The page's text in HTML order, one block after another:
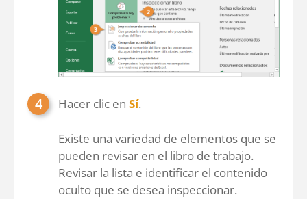
Hacer clic en Sí.
Existe una variedad de elementos que se
pueden revisar en el libro de trabajo.
Revisar la lista e identificar el contenido
oculto que se desea inspeccionar.